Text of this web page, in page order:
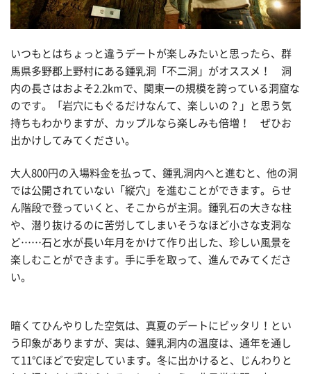
いつもとはちょっと違うデートが楽しみたいと思ったら、群
馬県多野郡上野村にある鍾乳洞「不二洞」がオススメ！ 洞
内の長さはおよそ2.2kmで、関東一の規模を誇っている洞窟な
のです。「岩穴にもぐるだけなんて、楽しいの？」と思う気
持ちもわかりますが、カップルなら楽しみも倍増！ ぜひお
出かけしてみてください。
大人800円の入場料金を払って、鍾乳洞内へと進むと、他の洞
では公開されていない「縦穴」を進むことができます。らせ
ん階段で登っていくと、そこからが主洞。鍾乳石の大きな柱
や、潜り抜けるのに苦労してしまいそうなほど小さな支洞な
ど……石と水が長い年月をかけて作り出した、珍しい風景を
楽しむことができます。手に手を取って、進んでみてくださ
い。
暗くてひんやりした空気は、真夏のデートにピッタリ！とい
う印象がありますが、実は、鍾乳洞内の温度は、通年を通し
て11℃ほどで安定しています。冬に出かけると、じんわりと